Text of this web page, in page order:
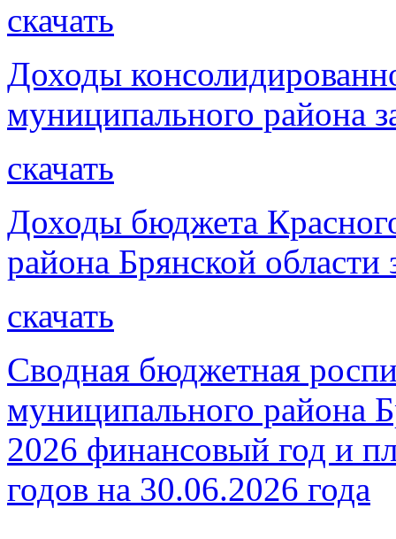
скачать
Доходы
муниципального района
скачать
Доходы бюджета
района Брянской области
скачать
Сводная бюджетная
муниципального района
2026 финансовый год и
годов на 30.06.2026 года